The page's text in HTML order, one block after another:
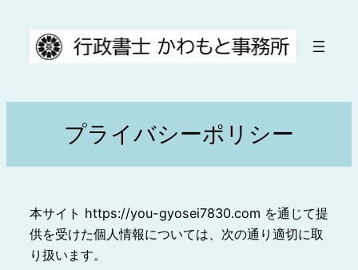
キ
プライバシーポリシー
本サイト https://you-gyosei7830.com を通じて提
供を受けた個人情報については、次の通り適切に取
り扱います。